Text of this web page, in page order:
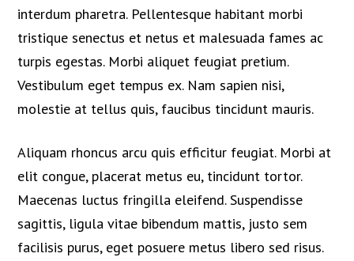
interdum pharetra. Pellentesque habitant morbi
tristique senectus et netus et malesuada fames ac
turpis egestas. Morbi aliquet feugiat pretium.
Vestibulum eget tempus ex. Nam sapien nisi,
molestie at tellus quis, faucibus tincidunt mauris.
Aliquam rhoncus arcu quis efficitur feugiat. Morbi at
elit congue, placerat metus eu, tincidunt tortor.
Maecenas luctus fringilla eleifend. Suspendisse
sagittis, ligula vitae bibendum mattis, justo sem
facilisis purus, eget posuere metus libero sed risus.